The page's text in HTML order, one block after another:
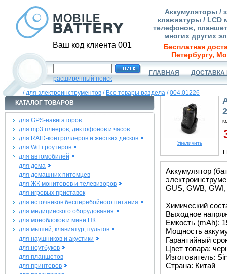
Ваш код клиента 001
Аккумуляторы /
клавиатуры / LCD
телефонов,
многих других
Бесплатная
Петербургу,
расширенный поиск
ГЛАВНАЯ ДОСТАВКА
/для электроинструментов / Все товары раздела /004.01226
КАТАЛОГ ТОВАРОВ
для GPS-навигаторов
для mp3 плееров, диктофонов и часов
для RAID-контроллеров и жестких дисков
для WiFi роутеров
для автомобилей
для дома
для домашних питомцев
для ЖК мониторов и телевизоров
для игровых приставок
для источников бесперебойного питания
для медицинского оборудования
для моноблоков и мини ПК
для мышей, клавиатур, пультов
для наушников и акустики
для ноутбуков
для планшетов
для принтеров
Увеличить
Аккумулятор
GUS, GWB,
Химический
Выходное
Емкость (mAh):
Мощность
Гарантийный
Цвет товара:
Изготовитель:
Страна: Китай